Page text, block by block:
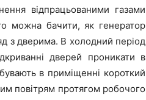
відпрацьованими газами
можна бачити, як генератор
з дверима. В холодний період
дверей проникати в
в приміщенні короткий
повітрям протягом робочого